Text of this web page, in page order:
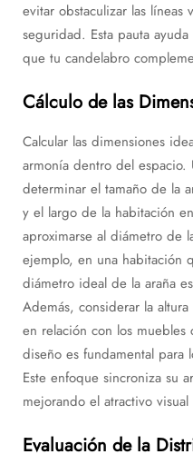
evitar obstaculizar las líneas
seguridad. Esta pauta
que tu candelabro
Cálculo de las
Calcular las dimensiones
armonía dentro del
determinar el tamaño de la
y el largo de la habitación
aproximarse al diámetro de
ejemplo, en una
diámetro ideal de la araña
Además, considerar la
en relación con los
diseño es fundamental para
Este enfoque sincroniza su
mejorando el atractivo visual
Evaluación de la